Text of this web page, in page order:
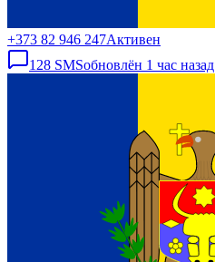
+373 82 946 247Активен
128 SMSобновлён 1 час назад